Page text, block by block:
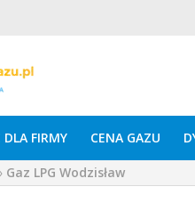
DLA FIRMY CENA GAZU
Gaz LPG Wodzisław